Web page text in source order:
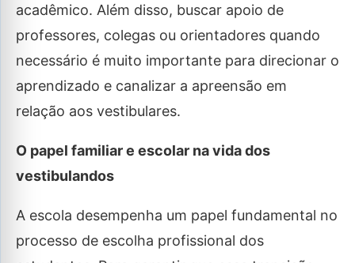
acadêmico. Além disso, buscar apoio de
professores, colegas ou orientadores quando
necessário é muito importante para direcionar o
aprendizado e canalizar a apreensão em
relação aos vestibulares.
O papel familiar e escolar na vida dos
vestibulandos
A escola desempenha um papel fundamental no
processo de escolha profissional dos